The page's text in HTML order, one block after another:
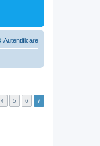
Autentificare
4 5 6 7